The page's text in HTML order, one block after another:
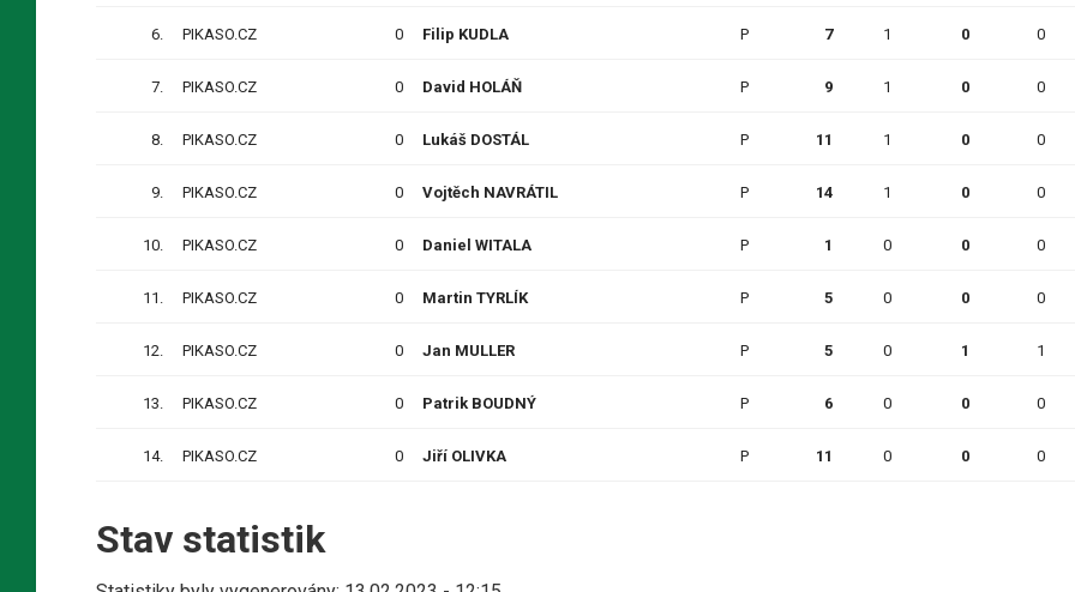
6. PIKASO.CZ 0 Filip KUDLA P 7 1 0 0
7. PIKASO.CZ 0 David HOLÁŇ P 9 1 0 0
8. PIKASO.CZ 0 Lukáš DOSTÁL P 11 1 0 0
9. PIKASO.CZ 0 Vojtěch NAVRÁTIL P 14 1 0 0
10. PIKASO.CZ 0 Daniel WITALA P 1 0 0 0
11. PIKASO.CZ 0 Martin TYRLÍK P 5 0 0 0
12. PIKASO.CZ 0 Jan MULLER P 5 0 1 1
13. PIKASO.CZ 0 Patrik BOUDNÝ P 6 0 0 0
14. PIKASO.CZ 0 Jiří OLIVKA P 11 0 0 0
Stav statistik